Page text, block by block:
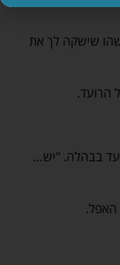
שישקה לך את
הרועד.
בבהלה. "יש…
האפל.